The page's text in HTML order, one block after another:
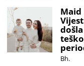
IZAŠAO JE NOVI
Maid
Bh.